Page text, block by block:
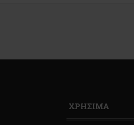
ΧΡΗΣΙΜΑ